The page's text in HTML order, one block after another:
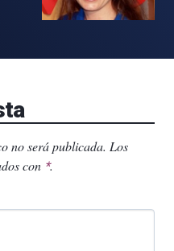
no será publicada. Los
con *.